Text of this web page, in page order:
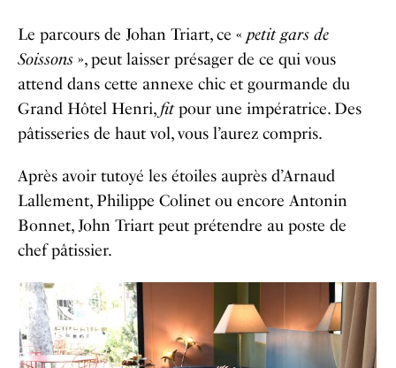
Le parcours de Johan Triart, ce « petit gars de
Soissons », peut laisser présager de ce qui vous
attend dans cette annexe chic et gourmande du
Grand Hôtel Henri, fitpour une impératrice. Des
pâtisseries de haut vol, vous l’aurez compris.
Après avoir tutoyé les étoiles auprès d’Arnaud
Lallement, Philippe Colinet ou encore Antonin
Bonnet, John Triart peut prétendre au poste de
chef pâtissier.